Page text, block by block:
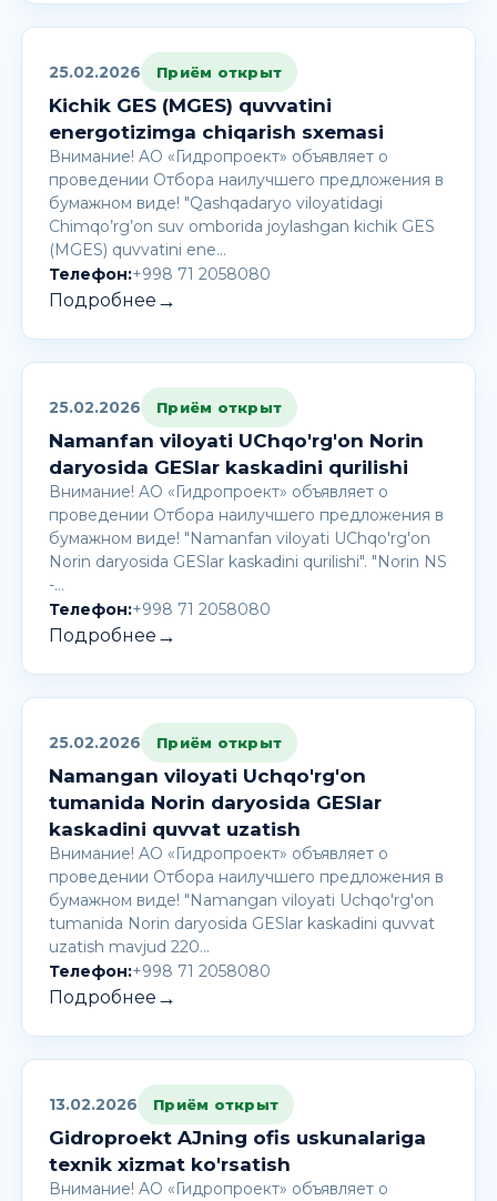
25.02.2026 Приём открыт
Kichik GES (MGES) quvvatini
energotizimga chiqarish sxemasi
Внимание! AО «Гидропроект» объявляет о
проведении Отбора наилучшего предложения в
бумажном виде! "Qashqadaryo viloyatidagi
Chimqo’rg’on suv omborida joylashgan kichik GES
(MGES) quvvatini ene…
Телефон:+998 71 2058080
Подробнее →
25.02.2026 Приём открыт
Namanfan viloyati UChqo'rg'on Norin
daryosida GESlar kaskadini qurilishi
Внимание! AО «Гидропроект» объявляет о
проведении Отбора наилучшего предложения в
бумажном виде! "Namanfan viloyati UChqo'rg'on
Norin daryosida GESlar kaskadini qurilishi". "Norin NS
-…
Телефон:+998 71 2058080
Подробнее →
25.02.2026 Приём открыт
Namangan viloyati Uchqo'rg'on
tumanida Norin daryosida GESlar
kaskadini quvvat uzatish
Внимание! AО «Гидропроект» объявляет о
проведении Отбора наилучшего предложения в
бумажном виде! "Namangan viloyati Uchqo'rg'on
tumanida Norin daryosida GESlar kaskadini quvvat
uzatish mavjud 220…
Телефон:+998 71 2058080
Подробнее →
13.02.2026 Приём открыт
Gidroproekt AJning ofis uskunalariga
texnik xizmat ko'rsatish
Внимание! AО «Гидропроект» объявляет о